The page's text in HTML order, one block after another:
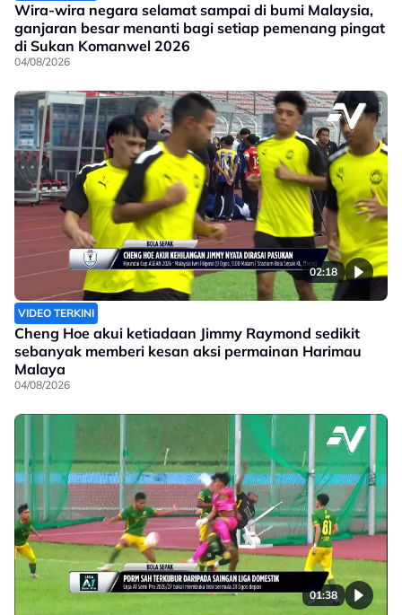
Wira-wira negara selamat sampai di bumi Malaysia,
ganjaran besar menanti bagi setiap pemenang pingat
di Sukan Komanwel 2026
04/08/2026
02:18
VIDEO TERKINI
Cheng Hoe akui ketiadaan Jimmy Raymond sedikit
sebanyak memberi kesan aksi permainan Harimau
Malaya
04/08/2026
01:38